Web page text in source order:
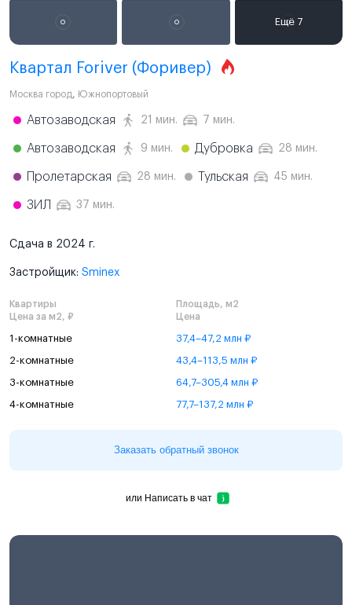
Квартал Foriver (Форивер)
Москва город, Южнопортовый
Автозаводская 21 мин. 7 мин.
Автозаводская 9 мин. Дубровка 28 мин.
Пролетарская 28 мин. Тульская 45 мин.
ЗИЛ 37 мин.
Сдача в 2024 г.
Застройщик: Sminex
Квартиры
Площадь, м2
Цена за м2, ₽
Цена
1-комнатные 37,4–47,2 млн ₽
2-комнатные 43,4–113,5 млн ₽
3-комнатные 64,7–305,4 млн ₽
4-комнатные 77,7–137,2 млн ₽
Заказать обратный звонок
или Написать в чат